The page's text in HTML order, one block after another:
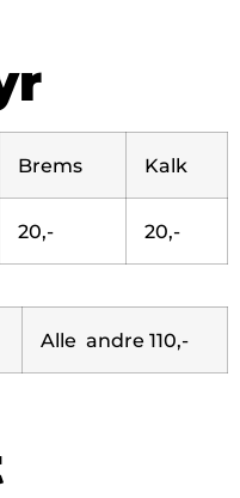
Brems Kalk
20,- 20,-
Alle andre 110,-